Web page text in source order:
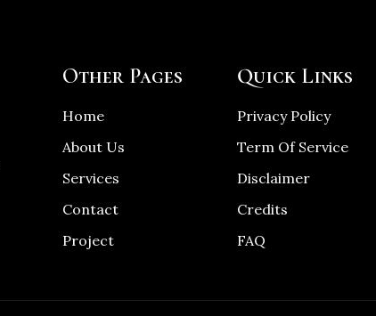
Other Pages
Home
About Us
Services
Contact
Project
Quick Links
Privacy Policy
Term Of Service
Disclaimer
Credits
FAQ